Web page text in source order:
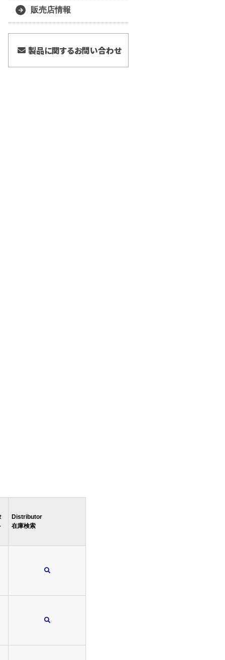
Distributor
在庫検索
販売店情報
製品に関するお問い合わせ